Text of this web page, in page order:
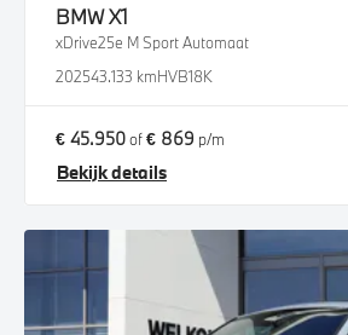
BMWX1
xDrive25e M Sport Automaat
202543.133 kmHVB18K
€ 45.950of€ 869 p/m
Bekijk details